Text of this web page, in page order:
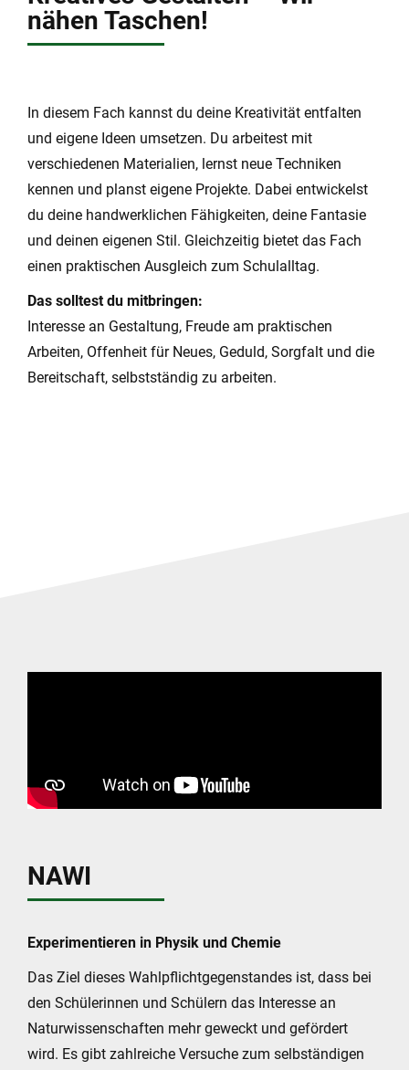
nähen Taschen!
In diesem Fach kannst du deine Kreativität entfalten
und eigene Ideen umsetzen. Du arbeitest mit
verschiedenen Materialien, lernst neue Techniken
kennen und planst eigene Projekte. Dabei entwickelst
du deine handwerklichen Fähigkeiten, deine Fantasie
und deinen eigenen Stil. Gleichzeitig bietet das Fach
einen praktischen Ausgleich zum Schulalltag.
Das solltest du mitbringen:
Interesse an Gestaltung, Freude am praktischen
Arbeiten, Offenheit für Neues, Geduld, Sorgfalt und die
Bereitschaft, selbstständig zu arbeiten.
NAWI
Experimentieren in Physik und Chemie
Das Ziel dieses Wahlpflichtgegenstandes ist, dass bei
den Schülerinnen und Schülern das Interesse an
Naturwissenschaften mehr geweckt und gefördert
wird. Es gibt zahlreiche Versuche zum selbständigen